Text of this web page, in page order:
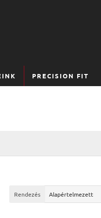
PRECISION FIT
Rendezés